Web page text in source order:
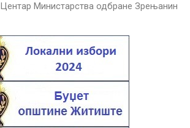
Центар Министарства одбране Зрењанин